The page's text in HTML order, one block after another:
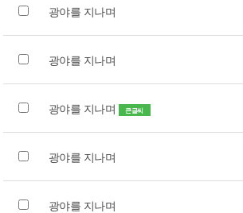
광야를 지나며
광야를 지나며
광야를 지나며 큰글씨
광야를 지나며
광야를 지나며